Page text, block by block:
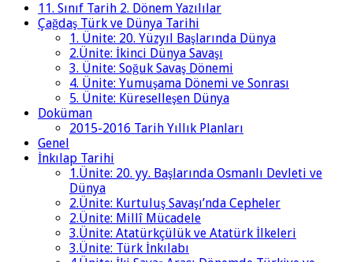
11. Sınıf Tarih 2. Dönem Yazılılar
Çağdaş Türk ve Dünya Tarihi
1. Ünite: 20. Yüzyıl Başlarında Dünya
2.Ünite: İkinci Dünya Savaşı
3. Ünite: Soğuk Savaş Dönemi
4. Ünite: Yumuşama Dönemi ve Sonrası
5. Ünite: Küreselleşen Dünya
Doküman
2015-2016 Tarih Yıllık Planları
Genel
İnkılap Tarihi
1.Ünite: 20. yy. Başlarında Osmanlı Devleti ve
Dünya
2.Ünite: Kurtuluş Savaşı’nda Cepheler
2.Ünite: Millî Mücadele
3.Ünite: Atatürkçülük ve Atatürk İlkeleri
3.Ünite: Türk İnkılabı